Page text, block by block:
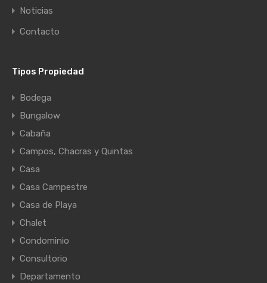
Noticias
Contacto
Tipos Propiedad
Bodega
Bungalow
Cabaña
Campos, Chacras y Quintas
Casa
Casa Campestre
Casa de Playa
Chalet
Condominio
Consultorio
Departamento